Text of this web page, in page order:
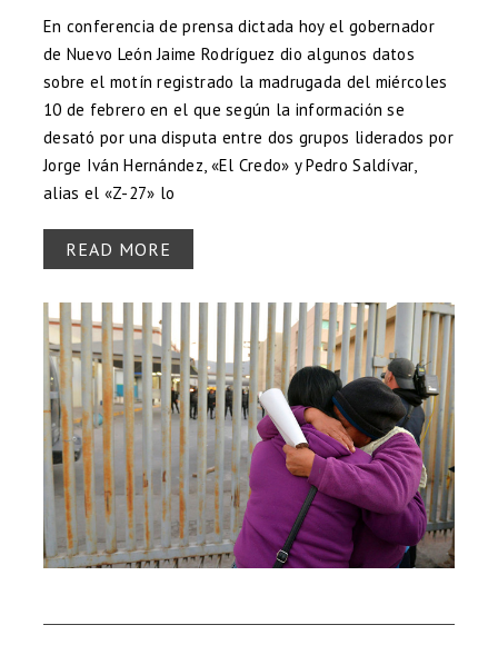
En conferencia de prensa dictada hoy el gobernador
de Nuevo León Jaime Rodríguez dio algunos datos
sobre el motín registrado la madrugada del miércoles
10 de febrero en el que según la información se
desató por una disputa entre dos grupos liderados por
Jorge Iván Hernández, «El Credo» y Pedro Saldívar,
alias el «Z-27» lo
READ MORE